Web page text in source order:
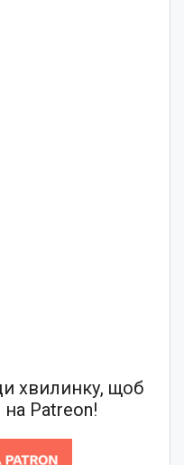
хвилинку, щоб
на Patreon!